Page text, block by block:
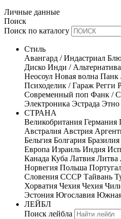
Личные данные
Поиск
Поиск по каталогу
Стиль
Авангард / Индастриал
Диско Инди / Альтернатива
Неосоул Новая волна Панк
Психоделик / Гараж Регги
Современный поп Фанк /
Электроника Эстрада Этно
СТРАНА
Великобритания Германия
Австралия Австрия
Бельгия Болгария Бразилия
Европа Израиль Индия
Канада Куба Латвия Литва
Норвегия Польша
Словения СССР Тайвань
Хорватия Чехия Чехия
Эстония Югославия
ЛЕЙБЛ
Поиск лейбла